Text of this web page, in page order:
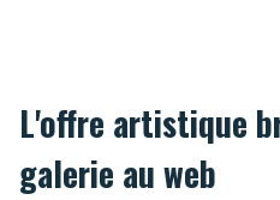
L'offre artistique
galerie au web